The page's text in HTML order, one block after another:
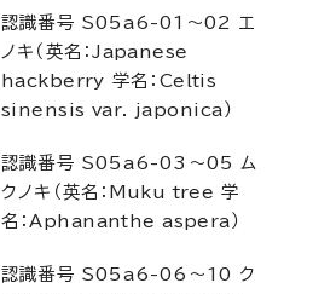
認識番号 S05a6-01～02 エ
ノキ（英名：Japanese
hackberry 学名： Celtis
sinensis var. japonica ）
認識番号 S05a6-03～05 ム
クノキ（英名： Muku tree 学
名：Aphananthe aspera ）
認識番号 S05a6-06～10 ク